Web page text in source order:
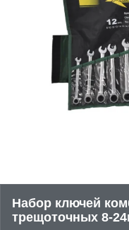
Набор ключей
трещоточных 8-